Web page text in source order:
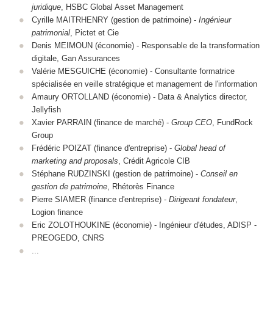
juridique, HSBC Global Asset Management
Cyrille MAITRHENRY (gestion de patrimoine) - Ingénieur
patrimonial, Pictet et Cie
Denis MEIMOUN (économie) - Responsable de la transformation
digitale, Gan Assurances
Valérie MESGUICHE (économie) - Consultante formatrice
spécialisée en veille stratégique et management de l'information
Amaury ORTOLLAND (économie) - Data & Analytics director,
Jellyfish
Xavier PARRAIN (finance de marché) - Group CEO, FundRock
Group
Frédéric POIZAT (finance d'entreprise) - Global head of
marketing and proposals, Crédit Agricole CIB
Stéphane RUDZINSKI (gestion de patrimoine) - Conseil en
gestion de patrimoine, Rhétorès Finance
Pierre SIAMER (finance d'entreprise) - Dirigeant fondateur,
Logion finance
Eric ZOLOTHOUKINE (économie) - Ingénieur d'études, ADISP -
PREOGEDO, CNRS
...